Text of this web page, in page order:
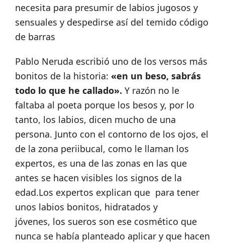
necesita para presumir de labios jugosos y
sensuales y despedirse así del temido código
de barras
Pablo Neruda escribió uno de los versos más
bonitos de la historia: «en un beso, sabrás
todo lo que he callado». Y razón no le
faltaba al poeta porque los besos y, por lo
tanto, los labios, dicen mucho de una
persona. Junto con el contorno de los ojos, el
de la zona periibucal, como le llaman los
expertos, es una de las zonas en las que
antes se hacen visibles los signos de la
edad.Los expertos explican que para tener
unos labios bonitos, hidratados y
jóvenes, los sueros son ese cosmético que
nunca se había planteado aplicar y que hacen